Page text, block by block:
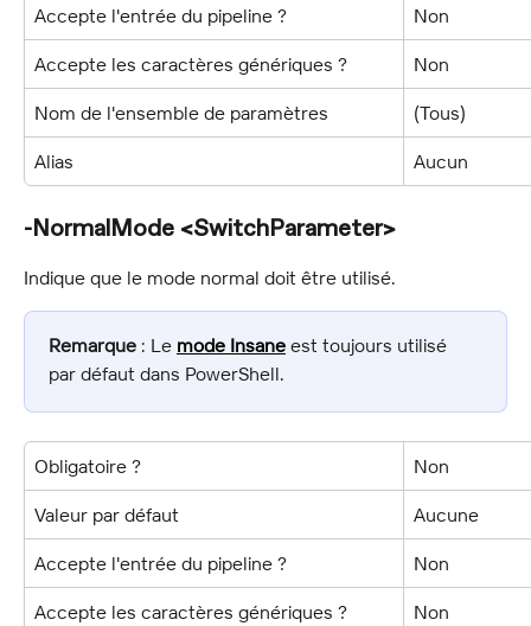
Accepte l'entrée du pipeline ? Non
Accepte les caractères génériques ? Non
Nom de l'ensemble de paramètres (Tous)
Alias Aucun
-NormalMode <SwitchParameter>
Indique que le mode normal doit être utilisé.
Remarque : Le mode Insane est toujours utilisé
par défaut dans PowerShell.
Obligatoire ? Non
Valeur par défaut Aucune
Accepte l'entrée du pipeline ? Non
Accepte les caractères génériques ? Non